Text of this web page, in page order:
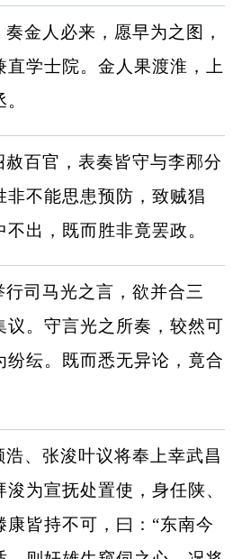
金人必来，愿早为之图，
直学士院。金人果渡淮，上
百官，表奏皆守与李邴分
非不能思患预防，致贼猖
出，既而胜非竟罢政。
行司马光之言，欲并合三
议。守言光之所奏，较然可
纷纭。既而悉无异论，竟合
浩、张浚叶议将奉上幸武昌
为宣抚处置使，身任陕、
皆持不可，曰：“东南今